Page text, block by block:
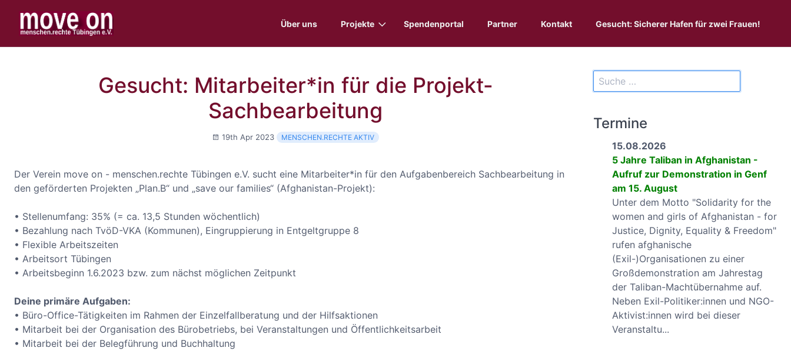
Über uns Projekte Spendenportal Partner Kontakt Gesucht: Sicherer Hafen für zwei Frauen!
Gesucht: Mitarbeiter*in für die Projekt-
Sachbearbeitung
19th Apr 2023 MENSCHEN.RECHTE AKTIV
Der Verein move on - menschen.rechte Tübingen e.V. sucht eine Mitarbeiter*in für den Aufgabenbereich Sachbearbeitung in
den geförderten Projekten „Plan.B“ und „save our families“ (Afghanistan-Projekt):
• Stellenumfang: 35% (= ca. 13,5 Stunden wöchentlich)
• Bezahlung nach TvöD-VKA (Kommunen), Eingruppierung in Entgeltgruppe 8
• Flexible Arbeitszeiten
• Arbeitsort Tübingen
• Arbeitsbeginn 1.6.2023 bzw. zum nächst möglichen Zeitpunkt
Deine primäre Aufgaben:
• Büro-Office-Tätigkeiten im Rahmen der Einzelfallberatung und der Hilfsaktionen
• Mitarbeit bei der Organisation des Bürobetriebs, bei Veranstaltungen und Öffentlichkeitsarbeit
• Mitarbeit bei der Belegführung und Buchhaltung
Termine
15.08.2026
5 Jahre Taliban in Afghanistan -
Aufruf zur Demonstration in Genf
am 15. August
Unter dem Motto "Solidarity for the
women and girls of Afghanistan - for
Justice, Dignity, Equality & Freedom"
rufen afghanische
(Exil-)Organisationen zu einer
Großdemonstration am Jahrestag
der Taliban-Machtübernahme auf.
Neben Exil-Politiker:innen und NGO-
Aktivist:innen wird bei dieser
Veranstaltu...